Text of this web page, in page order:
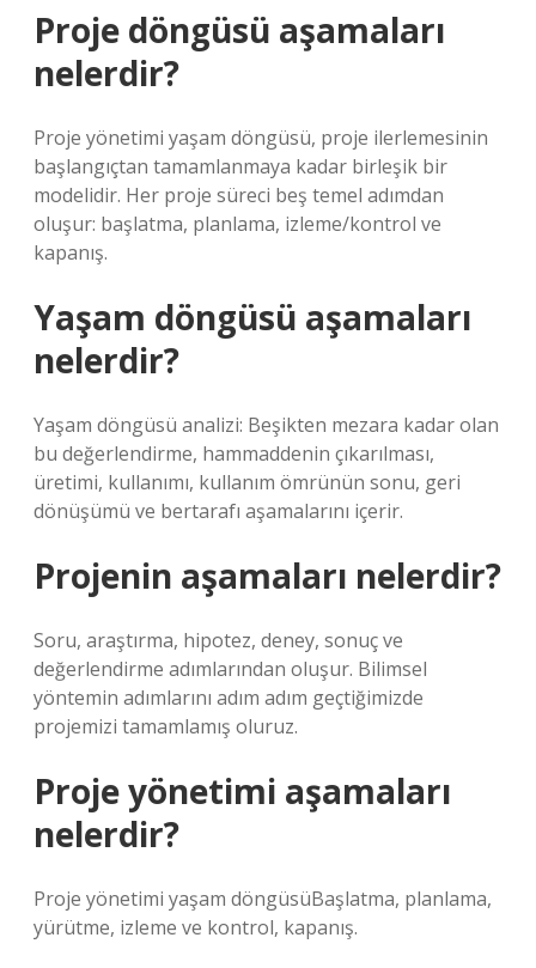
Proje döngüsü aşamaları
nelerdir?
Proje yönetimi yaşam döngüsü, proje ilerlemesinin
başlangıçtan tamamlanmaya kadar birleşik bir
modelidir. Her proje süreci beş temel adımdan
oluşur: başlatma, planlama, izleme/kontrol ve
kapanış.
Yaşam döngüsü aşamaları
nelerdir?
Yaşam döngüsü analizi: Beşikten mezara kadar olan
bu değerlendirme, hammaddenin çıkarılması,
üretimi, kullanımı, kullanım ömrünün sonu, geri
dönüşümü ve bertarafı aşamalarını içerir.
Projenin aşamaları nelerdir?
Soru, araştırma, hipotez, deney, sonuç ve
değerlendirme adımlarından oluşur. Bilimsel
yöntemin adımlarını adım adım geçtiğimizde
projemizi tamamlamış oluruz.
Proje yönetimi aşamaları
nelerdir?
Proje yönetimi yaşam döngüsüBaşlatma, planlama,
yürütme, izleme ve kontrol, kapanış.